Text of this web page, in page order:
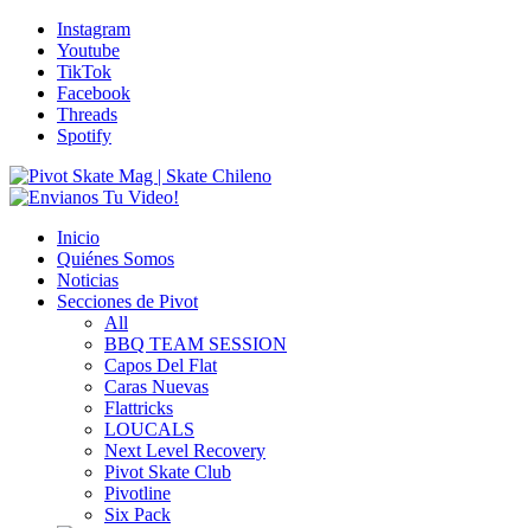
Instagram
Youtube
TikTok
Facebook
Threads
Spotify
Inicio
Quiénes Somos
Noticias
Secciones de Pivot
All
BBQ TEAM SESSION
Capos Del Flat
Caras Nuevas
Flattricks
LOUCALS
Next Level Recovery
Pivot Skate Club
Pivotline
Six Pack